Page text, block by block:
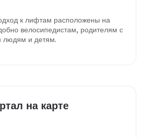
к лифтам расположены на
велосипедистам, родителям с
людям и детям.
на карте